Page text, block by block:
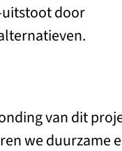
uitstoot door
van dit
we duurzame